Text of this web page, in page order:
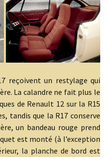
reçoivent un restylage qui
La calandre ne fait plus le
de Renault 12 sur la R15
tandis que la R17 conserve
un bandeau rouge prend
est monté (à l’exception
la planche de bord est